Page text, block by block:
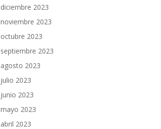
diciembre 2023
noviembre 2023
octubre 2023
septiembre 2023
agosto 2023
julio 2023
junio 2023
mayo 2023
abril 2023